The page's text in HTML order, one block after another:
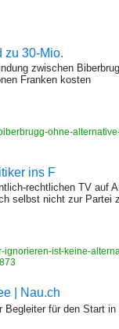
zu 30-Mio.
zwischen
Franken kosten
ohne-
ins F
rechtlichen TV auf
selbst nicht zur Partei
ignorieren-ist-keine-
| Nau.ch
für den Start